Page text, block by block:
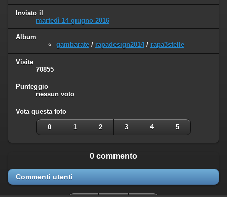
Inviato il
martedì 14 giugno 2016
Album
gambarate / rapadesign2014/ rapa3stelle
Visite
70855
Punteggio
nessun voto
Vota questa foto
0 1 2 3 4 5
0 commento
Commenti utenti